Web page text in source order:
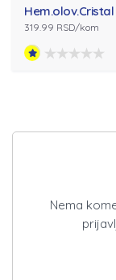
319.99 RSD/kom
Nema